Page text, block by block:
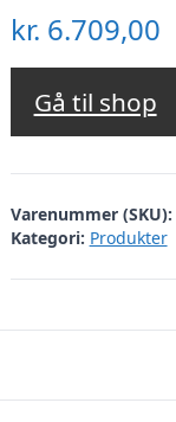
kr. 6.709,00
Gå til shop
Varenummer (SKU):
Kategori: Produkter